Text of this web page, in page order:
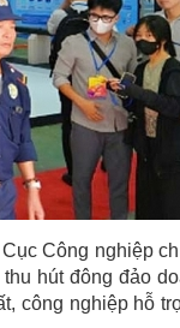
Công nghiệp
hút đông đảo
công nghiệp hỗ